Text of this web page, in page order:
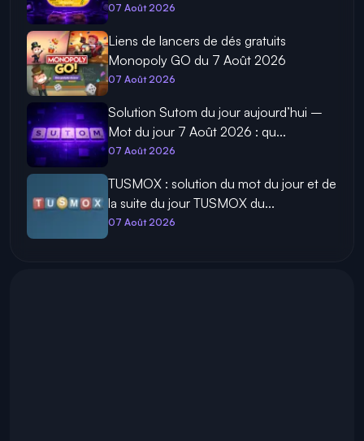
07 Août 2026
Liens de lancers de dés gratuits
Monopoly GO du 7 Août 2026
07 Août 2026
Solution Sutom du jour aujourd’hui –
Mot du jour 7 Août 2026 : qu...
07 Août 2026
TUSMOX : solution du mot du jour et de
la suite du jour TUSMOX du...
07 Août 2026